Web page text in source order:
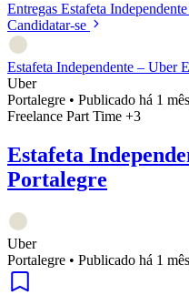
Entregas Estafeta Independente
Candidatar-se
Estafeta Independente – Uber
Uber
Portalegre • Publicado há 1 mês
Freelance Part Time +3
Estafeta
Portalegre
Uber
Portalegre • Publicado há 1 mês